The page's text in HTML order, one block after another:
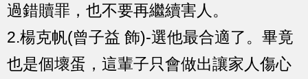
過錯贖罪，也不要再繼續害人。
2.楊克帆(曾子益 飾)-選他最合適了。畢竟
也是個壞蛋，這輩子只會做出讓家人傷心